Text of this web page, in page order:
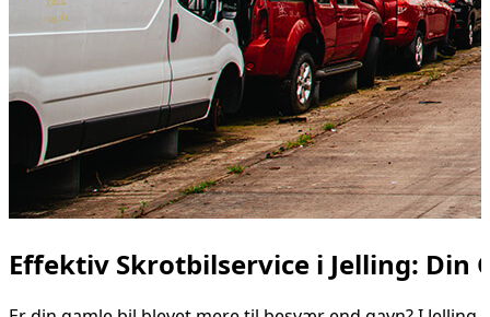
Effektiv Skrotbilservice i Jelling: Din